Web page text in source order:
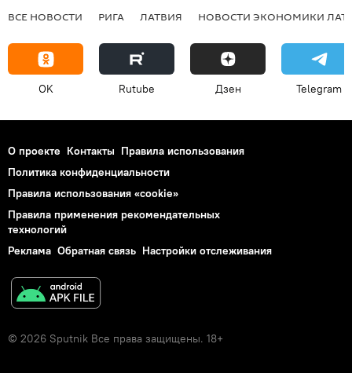
ВСЕ НОВОСТИ РИГА ЛАТВИЯ НОВОСТИ ЭКОНОМИКИ
OK Rutube Дзен Telegram
О проекте Контакты Правила использования
Политика конфиденциальности
Правила использования «cookie»
Правила применения рекомендательных
технологий
Реклама Обратная связь Настройки отслеживания
© 2026 Sputnik Все права защищены. 18+